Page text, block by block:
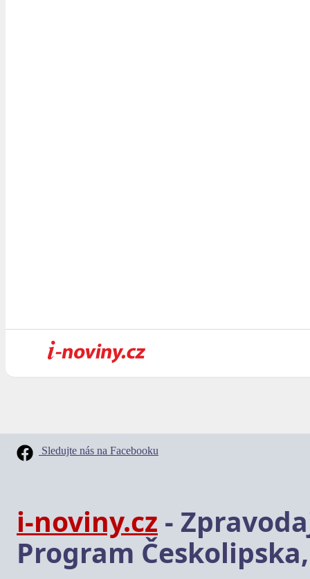
Sledujte nás na Facebooku
i-noviny.cz -
Program